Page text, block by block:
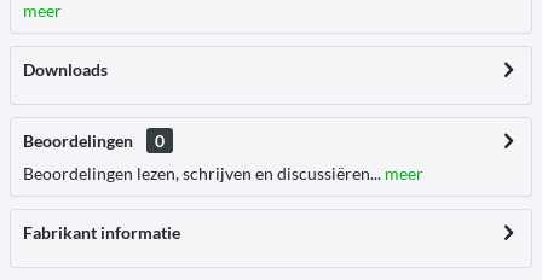
meer
Downloads
Beoordelingen
0
Beoordelingen lezen, schrijven en discussiëren... meer
Fabrikant informatie